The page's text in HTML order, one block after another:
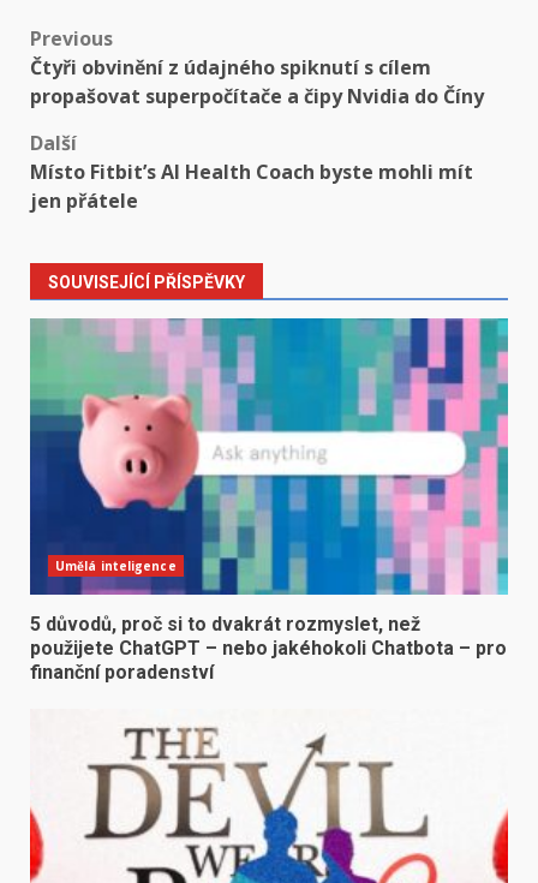
Post
navigation
Previous
Čtyři obvinění z údajného spiknutí s cílem
propašovat superpočítače a čipy Nvidia do Číny
Další
Místo Fitbit’s AI Health Coach byste mohli mít
jen přátele
SOUVISEJÍCÍ PŘÍSPĚVKY
Umělá inteligence
5 důvodů, proč si to dvakrát rozmyslet, než
použijete ChatGPT – nebo jakéhokoli Chatbota – pro
finanční poradenství